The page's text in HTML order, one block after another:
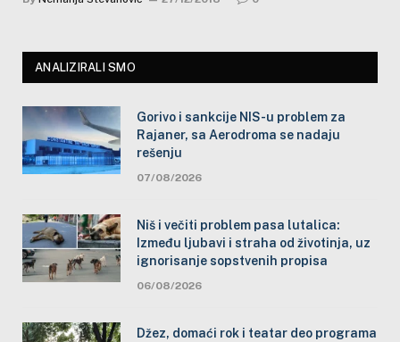
ANALIZIRALI SMO
Gorivo i sankcije NIS-u problem za
Rajaner, sa Aerodroma se nadaju
rešenju
07/08/2026
Niš i večiti problem pasa lutalica:
Između ljubavi i straha od životinja, uz
ignorisanje sopstvenih propisa
06/08/2026
Džez, domaći rok i teatar deo programa